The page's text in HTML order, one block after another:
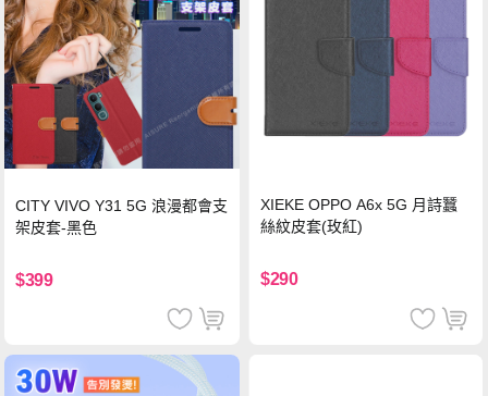
CITY VIVO Y31 5G 浪漫都會支
架皮套-黑色
$399
XIEKE OPPO A6x 5G 月詩蠶
絲紋皮套(玫紅)
$290